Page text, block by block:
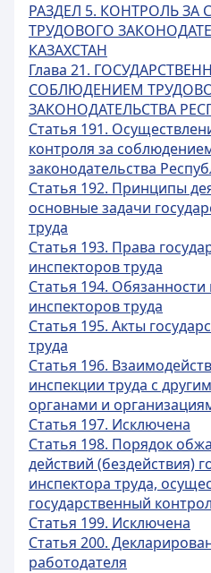
РАЗДЕЛ 5. КОНТРОЛЬ
ТРУДОВОГО
КАЗАХСТАН
Глава 21.
СОБЛЮДЕНИЕМ
ЗАКОНОДАТЕЛЬСТВА
Статья 191.
контроля за
законодательства
Статья 192. Принципы
основные задачи
труда
Статья 193. Права
инспекторов труда
Статья 194. Обязанности
инспекторов труда
Статья 195. Акты
труда
Статья 196.
инспекции труда с
органами и
Статья 197. Исключена
Статья 198. Порядок
действий (бездействия)
инспектора труда,
государственный
Статья 199. Исключена
Статья 200.
работодателя